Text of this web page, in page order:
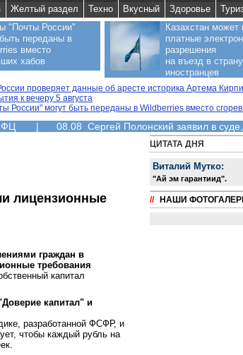
Желтый раздел Техно Вкусный Здоровье
"Почты России"
переданы в
вместо
хабов
Казахстан может
платные
разрешения
на въезд в
иностранцев
проверяет данные об аресте историка Артема
к вечеру 5 августа
России" могут быть переданы в Wildberries вместо
| 08.08 Сергей Полонский заявил в
лицензионные
граждан в
требования
капитал
капитал" и
разработанной ФСФР, и
чтобы каждый рубль на
ЦИТАТА ДНЯ
Виталий Мутко:
"Aй эм гарантиид".
// НАШИ